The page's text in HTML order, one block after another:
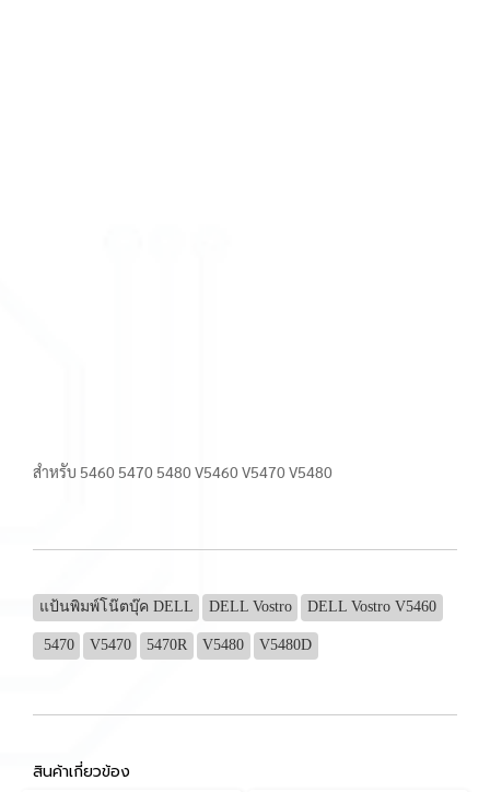
สำหรับ 5460 5470 5480 V5460 V5470 V5480
แป้นพิมพ์โน๊ตบุ๊ค DELL DELL Vostro DELL Vostro V5460
5470 V5470 5470R V5480 V5480D
สินค้าเกี่ยวข้อง